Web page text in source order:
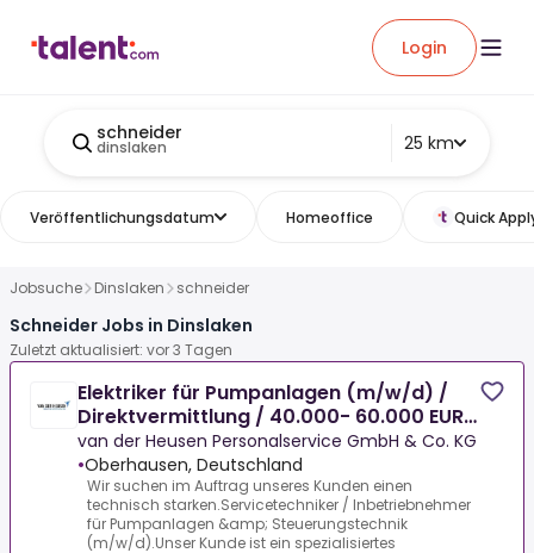
Login
schneider
dinslaken 25 km
Veröffentlichungsdatum Homeoffice Quick
Jobsuche Dinslaken schneider
Schneider Jobs in Dinslaken
Zuletzt aktualisiert: vor 3 Tagen
Elektriker für Pumpanlagen (m/w/d) /
Direktvermittlung / 40.000- 60.000 EURO
p.a.
van der Heusen Personalservice GmbH & Co. KG
•Oberhausen, Deutschland
Wir suchen im Auftrag unseres Kunden einen
technisch starken.Servicetechniker / Inbetriebnehmer
für Pumpanlagen &amp; Steuerungstechnik
(m/w/d).Unser Kunde ist ein spezialisiertes